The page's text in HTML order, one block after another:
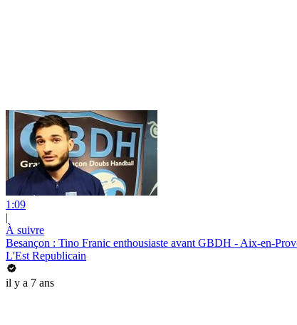
1:09
|
À suivre
Besançon : Tino Franic enthousiaste avant GBDH - Aix-en-
L'Est Republicain
il y a 7 ans